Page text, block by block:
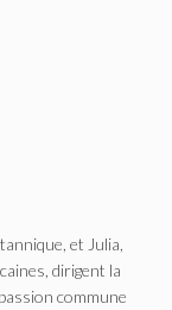
et Julia,
dirigent la
commune